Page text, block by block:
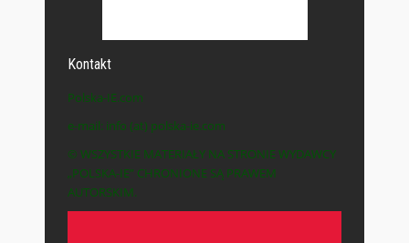
Kontakt
Polska-IE.com
e-mail: info (at) polska-ie.com
© WSZYSTKIE MATERIAŁY NA STRONIE WYDAWCY
„POLSKA-IE” CHRONIONE SĄ PRAWEM
AUTORSKIM.